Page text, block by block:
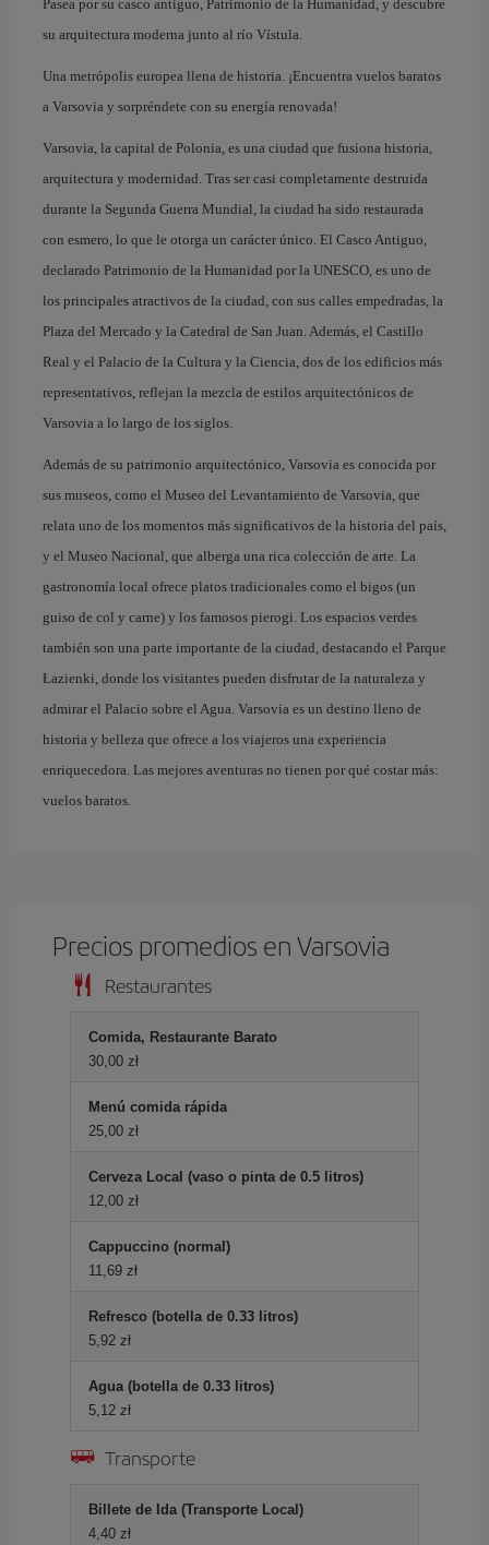
Pasea por su casco antiguo, Patrimonio de la Humanidad, y descubre
su arquitectura moderna junto al río Vístula.
Una metrópolis europea llena de historia. ¡Encuentra vuelos baratos
a Varsovia y sorpréndete con su energía renovada!
Varsovia, la capital de Polonia, es una ciudad que fusiona historia,
arquitectura y modernidad. Tras ser casi completamente destruida
durante la Segunda Guerra Mundial, la ciudad ha sido restaurada
con esmero, lo que le otorga un carácter único. El Casco Antiguo,
declarado Patrimonio de la Humanidad por la UNESCO, es uno de
los principales atractivos de la ciudad, con sus calles empedradas, la
Plaza del Mercado y la Catedral de San Juan. Además, el Castillo
Real y el Palacio de la Cultura y la Ciencia, dos de los edificios más
representativos, reflejan la mezcla de estilos arquitectónicos de
Varsovia a lo largo de los siglos.
Además de su patrimonio arquitectónico, Varsovia es conocida por
sus museos, como el Museo del Levantamiento de Varsovia, que
relata uno de los momentos más significativos de la historia del país,
y el Museo Nacional, que alberga una rica colección de arte. La
gastronomía local ofrece platos tradicionales como el bigos (un
guiso de col y carne) y los famosos pierogi. Los espacios verdes
también son una parte importante de la ciudad, destacando el Parque
Łazienki, donde los visitantes pueden disfrutar de la naturaleza y
admirar el Palacio sobre el Agua. Varsovia es un destino lleno de
historia y belleza que ofrece a los viajeros una experiencia
enriquecedora. Las mejores aventuras no tienen por qué costar más:
vuelos baratos.
Precios promedios en Varsovia
Restaurantes
Comida, Restaurante Barato
30,00 zł
Menú comida rápida
25,00 zł
Cerveza Local (vaso o pinta de 0.5 litros)
12,00 zł
Cappuccino (normal)
11,69 zł
Refresco (botella de 0.33 litros)
5,92 zł
Agua (botella de 0.33 litros)
5,12 zł
Transporte
Billete de Ida (Transporte Local)
4,40 zł